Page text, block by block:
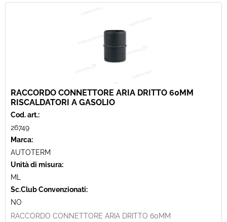
RACCORDO CONNETTORE ARIA DRITTO 60MM
RISCALDATORI A GASOLIO
Cod. art.:
26749
Marca:
AUTOTERM
Unità di misura:
ML
Sc.Club Convenzionati:
NO
RACCORDO CONNETTORE ARIA DRITTO 60MM